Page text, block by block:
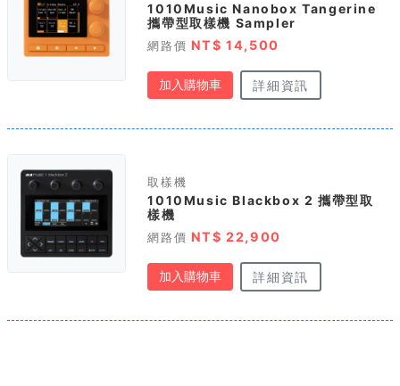
1010Music Nanobox Tangerine
攜帶型取樣機 Sampler
網路價 NT$ 14,500
加入購物車 詳細資訊
取樣機
1010Music Blackbox 2 攜帶型取
樣機
網路價 NT$ 22,900
加入購物車 詳細資訊